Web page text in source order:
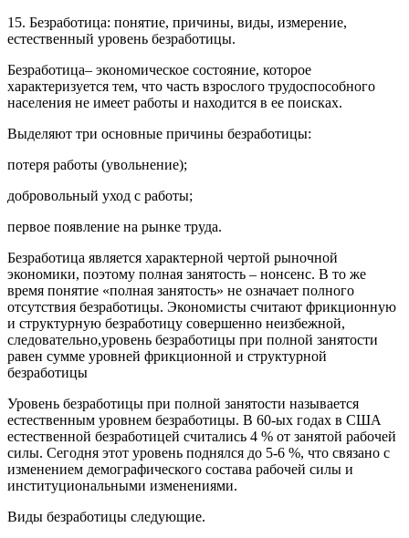
15. Безработица: понятие, причины, виды, измерение,
естественный уровень безработицы.
Безработица– экономическое состояние, которое
характеризуется тем, что часть взрослого трудоспособного
населения не имеет работы и находится в ее поисках.
Выделяют три основные причины безработицы:
потеря работы (увольнение);
добровольный уход с работы;
первое появление на рынке труда.
Безработица является характерной чертой рыночной
экономики, поэтому полная занятость – нонсенс. В то же
время понятие «полная занятость» не означает полного
отсутствия безработицы. Экономисты считают фрикционную
и структурную безработицу совершенно неизбежной,
следовательно,уровень безработицы при полной занятости
равен сумме уровней фрикционной и структурной
безработицы
Уровень безработицы при полной занятости называется
естественным уровнем безработицы. В 60-ых годах в США
естественной безработицей считались 4 % от занятой рабочей
силы. Сегодня этот уровень поднялся до 5-6 %, что связано с
изменением демографического состава рабочей силы и
институциональными изменениями.
Виды безработицы следующие.